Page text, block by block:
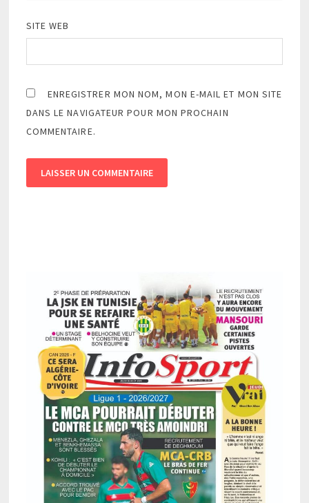
SITE WEB
ENREGISTRER MON NOM, MON E-MAIL ET MON SITE
DANS LE NAVIGATEUR POUR MON PROCHAIN
COMMENTAIRE.